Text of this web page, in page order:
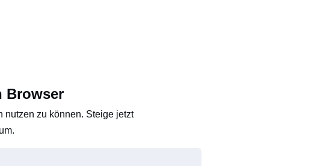
Browser
nutzen zu können. Steige jetzt